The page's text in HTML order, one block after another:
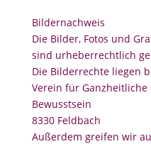
Bildernachweis
Die Bilder, Fotos und
sind urheberrechtlich
Die Bilderrechte liegen
Verein für
Bewusstsein
8330 Feldbach
Außerdem greifen wir